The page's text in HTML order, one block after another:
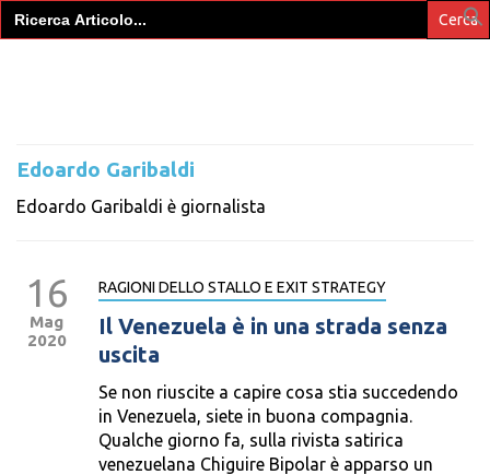
Search
for:
Edoardo Garibaldi
Edoardo Garibaldi è giornalista
16
Mag
2020
RAGIONI DELLO STALLO E EXIT STRATEGY
Il Venezuela è in una strada senza
uscita
Se non riuscite a capire cosa stia succedendo
in Venezuela, siete in buona compagnia.
Qualche giorno fa, sulla rivista satirica
venezuelana Chiguire Bipolar è apparso un